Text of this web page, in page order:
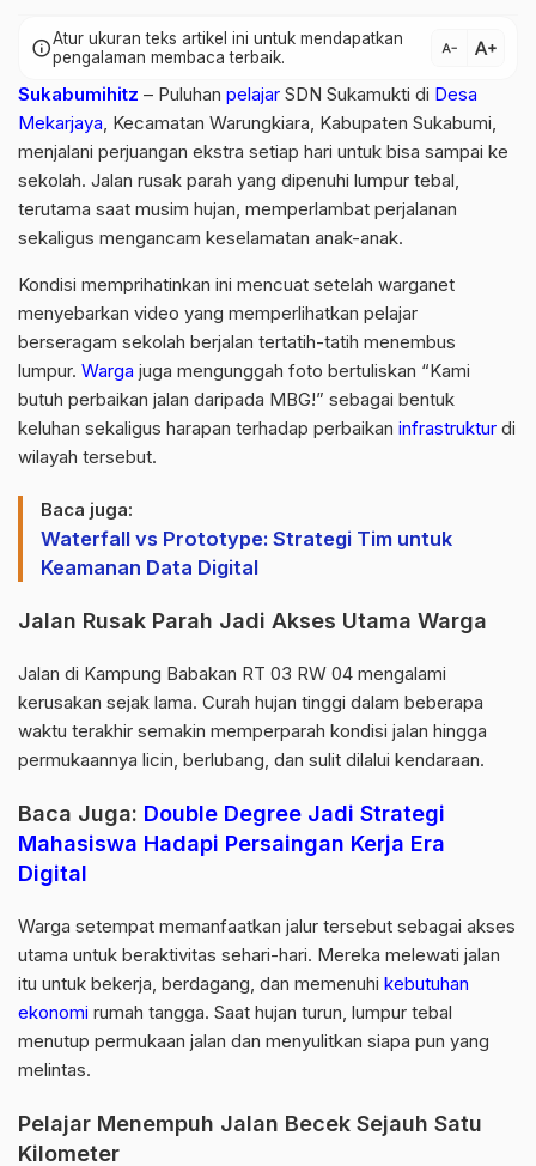
infoAtur ukuran teks artikel ini untuk mendapatkan
pengalaman membaca terbaik.
text_decrease text_increase
Sukabumihitz – Puluhan pelajar SDN Sukamukti di Desa
Mekarjaya, Kecamatan Warungkiara, Kabupaten Sukabumi,
menjalani perjuangan ekstra setiap hari untuk bisa sampai ke
sekolah. Jalan rusak parah yang dipenuhi lumpur tebal,
terutama saat musim hujan, memperlambat perjalanan
sekaligus mengancam keselamatan anak-anak.
Kondisi memprihatinkan ini mencuat setelah warganet
menyebarkan video yang memperlihatkan pelajar
berseragam sekolah berjalan tertatih-tatih menembus
lumpur. Warga juga mengunggah foto bertuliskan “Kami
butuh perbaikan jalan daripada MBG!” sebagai bentuk
keluhan sekaligus harapan terhadap perbaikan infrastruktur di
wilayah tersebut.
Baca juga:
Waterfall vs Prototype: Strategi Tim untuk
Keamanan Data Digital
Jalan Rusak Parah Jadi Akses Utama Warga
Jalan di Kampung Babakan RT 03 RW 04 mengalami
kerusakan sejak lama. Curah hujan tinggi dalam beberapa
waktu terakhir semakin memperparah kondisi jalan hingga
permukaannya licin, berlubang, dan sulit dilalui kendaraan.
Baca Juga: Double Degree Jadi Strategi
Mahasiswa Hadapi Persaingan Kerja Era
Digital
Warga setempat memanfaatkan jalur tersebut sebagai akses
utama untuk beraktivitas sehari-hari. Mereka melewati jalan
itu untuk bekerja, berdagang, dan memenuhi kebutuhan
ekonomi rumah tangga. Saat hujan turun, lumpur tebal
menutup permukaan jalan dan menyulitkan siapa pun yang
melintas.
Pelajar Menempuh Jalan Becek Sejauh Satu
Kilometer